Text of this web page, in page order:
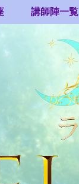
講師陣一覧